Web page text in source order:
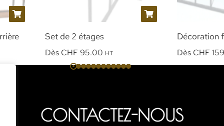
Set de 2 étages
Dès CHF 95.00 HT
Décoration
Dès CHF
CONTACTEZ-NOUS